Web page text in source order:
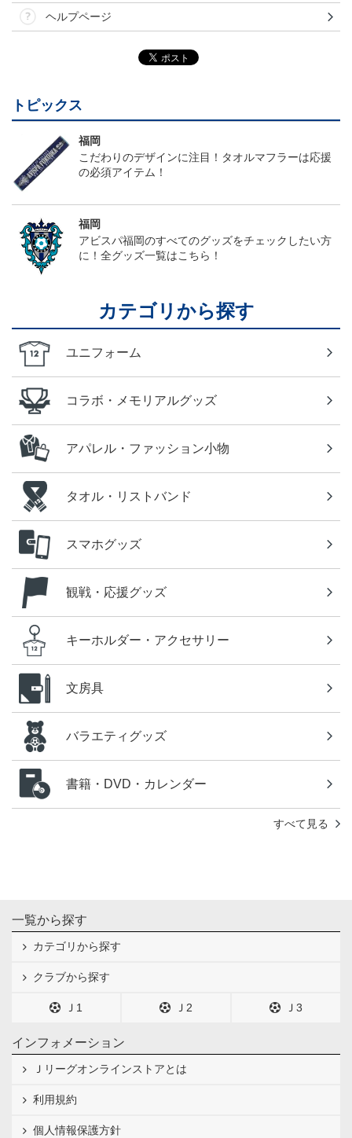
ヘルプページ
トピックス
福岡
こだわりのデザインに注目！タオルマフラーは応援
の必須アイテム！
福岡
アビスパ福岡のすべてのグッズをチェックしたい方
に！全グッズ一覧はこちら！
カテゴリから探す
ユニフォーム
コラボ・メモリアルグッズ
アパレル・ファッション小物
タオル・リストバンド
スマホグッズ
観戦・応援グッズ
キーホルダー・アクセサリー
文房具
バラエティグッズ
書籍・DVD・カレンダー
すべて見る
一覧から探す
カテゴリから探す
クラブから探す
Ｊ1 Ｊ2 Ｊ3
インフォメーション
Ｊリーグオンラインストアとは
利用規約
個人情報保護方針